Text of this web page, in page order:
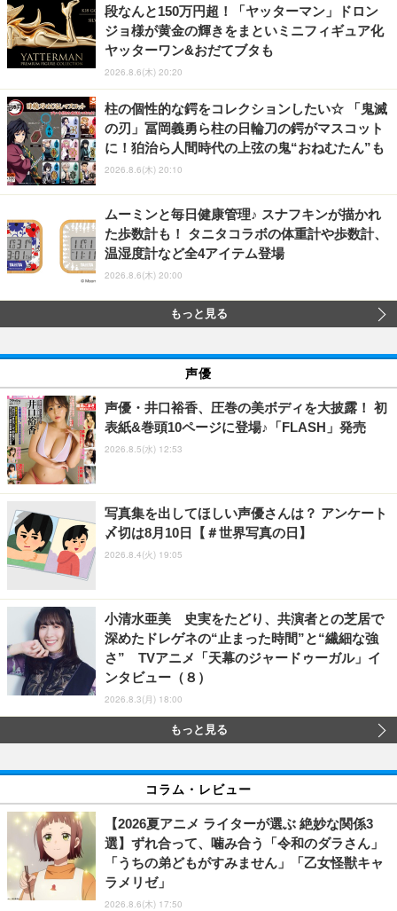
段なんと150万円超！「ヤッターマン」ドロン
ジョ様が黄金の輝きをまといミニフィギュア化
ヤッターワン&おだてブタも
2026.8.6(木) 20:20
柱の個性的な鍔をコレクションしたい☆ 「鬼滅
の刃」冨岡義勇ら柱の日輪刀の鍔がマスコット
に！狛治ら人間時代の上弦の鬼“おねむたん”も
2026.8.6(木) 20:10
ムーミンと毎日健康管理♪ スナフキンが描かれ
た歩数計も！ タニタコラボの体重計や歩数計、
温湿度計など全4アイテム登場
2026.8.6(木) 20:00
もっと見る
声優
声優・井口裕香、圧巻の美ボディを大披露！ 初
表紙&巻頭10ページに登場♪「FLASH」発売
2026.8.5(水) 12:53
写真集を出してほしい声優さんは？ アンケート
〆切は8月10日【＃世界写真の日】
2026.8.4(火) 19:05
小清水亜美 史実をたどり、共演者との芝居で
深めたドレゲネの“止まった時間”と“繊細な強
さ” TVアニメ「天幕のジャードゥーガル」イ
ンタビュー（８）
2026.8.3(月) 18:00
もっと見る
コラム・レビュー
【2026夏アニメ ライターが選ぶ 絶妙な関係3
選】ずれ合って、噛み合う「令和のダラさん」
「うちの弟どもがすみません」「乙女怪獣キャ
ラメリゼ」
2026.8.6(木) 17:50